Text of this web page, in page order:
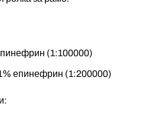
(1:100000)
епинефрин (1:200000)